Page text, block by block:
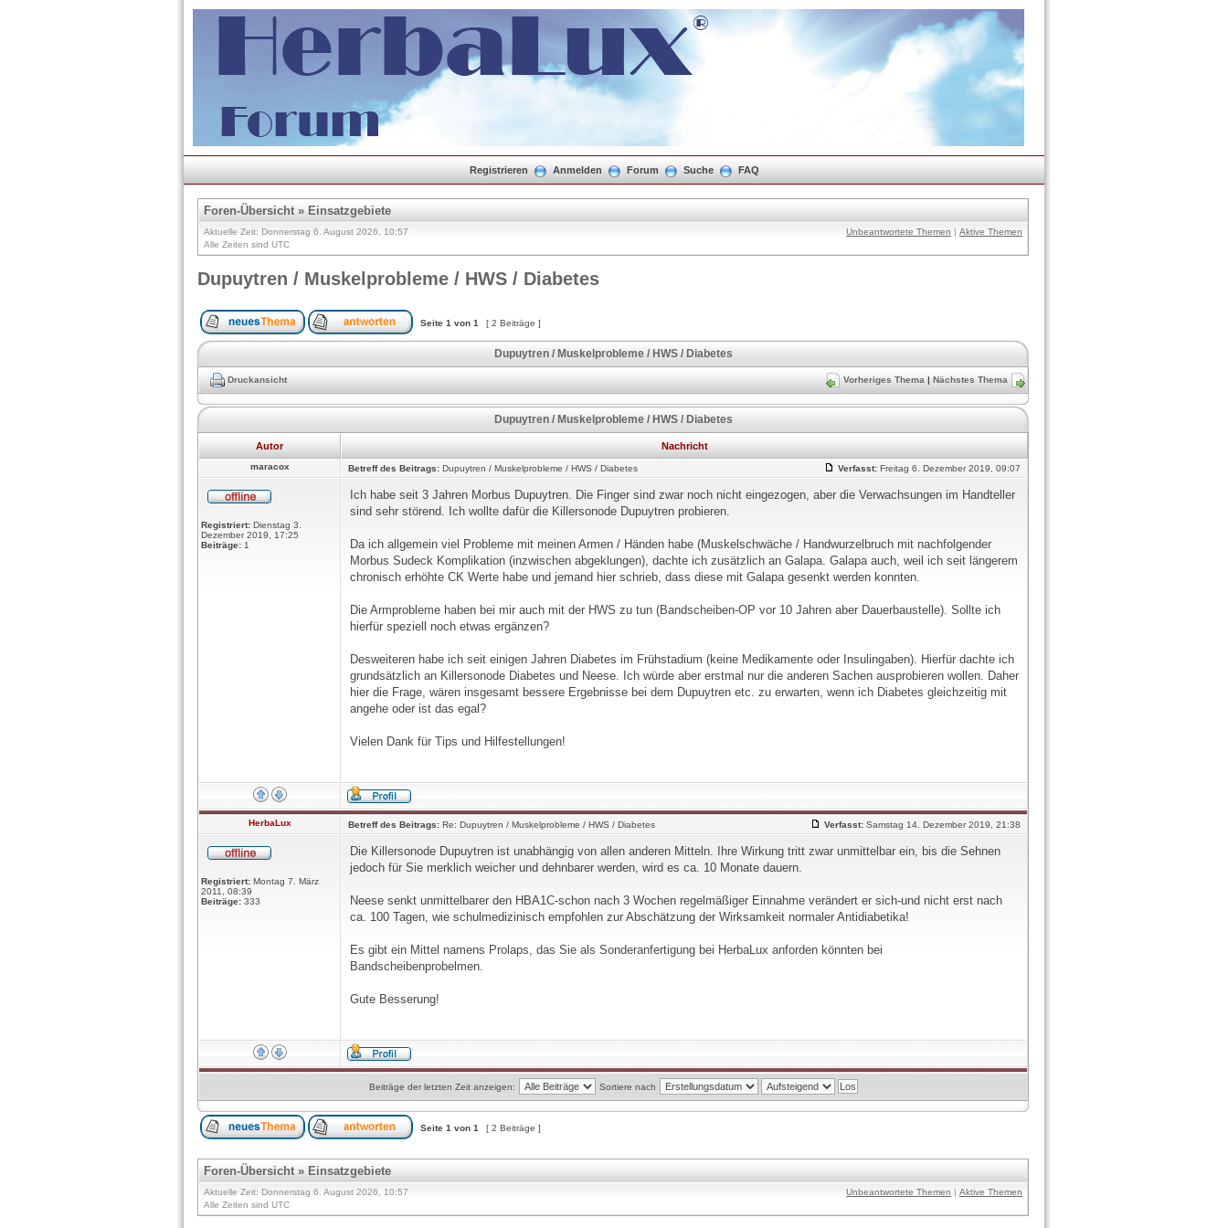
Registrieren Anmelden Forum Suche FAQ
Foren-Übersicht» Einsatzgebiete
Aktuelle Zeit: Donnerstag 6. August 2026, 10:57
Alle Zeiten sind UTC
Unbeantwortete Themen | Aktive Themen
Dupuytren / Muskelprobleme / HWS / Diabetes
Seite 1 von 1 [ 2 Beiträge ]
Dupuytren / Muskelprobleme / HWS / Diabetes
Druckansicht Vorheriges Thema | Nächstes Thema
Dupuytren / Muskelprobleme / HWS / Diabetes
Autor Nachricht
maracox Betreff des Beitrags: Dupuytren / Muskelprobleme / HWS / Diabetes Verfasst: Freitag 6. Dezember 2019, 09:07
Registriert: Dienstag 3.
Dezember 2019, 17:25
Beiträge: 1
Ich habe seit 3 Jahren Morbus Dupuytren. Die Finger sind zwar noch nicht eingezogen, aber die Verwachsungen im Handteller
sind sehr störend. Ich wollte dafür die Killersonode Dupuytren probieren.
Da ich allgemein viel Probleme mit meinen Armen / Händen habe (Muskelschwäche / Handwurzelbruch mit nachfolgender
Morbus Sudeck Komplikation (inzwischen abgeklungen), dachte ich zusätzlich an Galapa. Galapa auch, weil ich seit längerem
chronisch erhöhte CK Werte habe und jemand hier schrieb, dass diese mit Galapa gesenkt werden konnten.
Die Armprobleme haben bei mir auch mit der HWS zu tun (Bandscheiben-OP vor 10 Jahren aber Dauerbaustelle). Sollte ich
hierfür speziell noch etwas ergänzen?
Desweiteren habe ich seit einigen Jahren Diabetes im Frühstadium (keine Medikamente oder Insulingaben). Hierfür dachte ich
grundsätzlich an Killersonode Diabetes und Neese. Ich würde aber erstmal nur die anderen Sachen ausprobieren wollen. Daher
hier die Frage, wären insgesamt bessere Ergebnisse bei dem Dupuytren etc. zu erwarten, wenn ich Diabetes gleichzeitig mit
angehe oder ist das egal?
Vielen Dank für Tips und Hilfestellungen!
HerbaLux Betreff des Beitrags: Re: Dupuytren / Muskelprobleme / HWS / Diabetes Verfasst: Samstag 14. Dezember 2019, 21:38
Registriert: Montag 7. März
2011, 08:39
Beiträge: 333
Die Killersonode Dupuytren ist unabhängig von allen anderen Mitteln. Ihre Wirkung tritt zwar unmittelbar ein, bis die Sehnen
jedoch für Sie merklich weicher und dehnbarer werden, wird es ca. 10 Monate dauern.
Neese senkt unmittelbarer den HBA1C-schon nach 3 Wochen regelmäßiger Einnahme verändert er sich-und nicht erst nach
ca. 100 Tagen, wie schulmedizinisch empfohlen zur Abschätzung der Wirksamkeit normaler Antidiabetika!
Es gibt ein Mittel namens Prolaps, das Sie als Sonderanfertigung bei HerbaLux anforden könnten bei
Bandscheibenprobelmen.
Gute Besserung!
Beiträge der letzten Zeit anzeigen: Sortiere nach
Seite 1 von 1 [ 2 Beiträge ]
Foren-Übersicht» Einsatzgebiete
Aktuelle Zeit: Donnerstag 6. August 2026, 10:57
Alle Zeiten sind UTC
Unbeantwortete Themen | Aktive Themen